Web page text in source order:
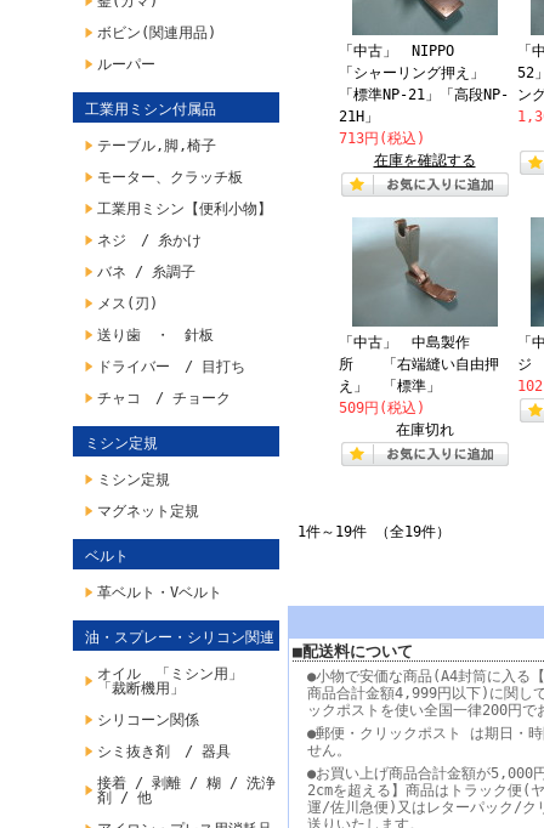
ボビン(関連用品)
ルーパー
工業用ミシン付属品
テーブル,脚,椅子
モーター、クラッチ板
工業用ミシン【便利小物】
ネジ / 糸かけ
バネ / 糸調子
メス(刃)
送り歯 ・ 針板
ドライバー / 目打ち
チャコ / チョーク
ミシン定規
ミシン定規
マグネット定規
ベルト
革ベルト・Vベルト
油・スプレー・シリコン関連
オイル 「ミシン用」
「裁断機用」
シリコーン関係
シミ抜き剤 / 器具
接着 / 剥離 / 糊 / 洗浄
剤 / 他
「中古」 NIPPO
「シャーリング押え」
「標準NP-21」「高段NP-
21H」
713円(税込)
在庫を確認する
「
52
ン
「中古」 中島製作
所 「右端縫い自由押
え」 「標準」
509円(税込)
在庫切れ
「
ジ
1件～19件 （全19件）
■配送料について
●小物で安価な商品(A4封筒に入る
商品合計金額4,999円以下)に関し
ックポストを使い全国一律200円で
●郵便・クリックポスト は期日・
せん。
●お買い上げ商品合計金額が5,000
2cmを超える】商品はトラック便(
運/佐川急便)又はレターパック/ク
送りいたします。